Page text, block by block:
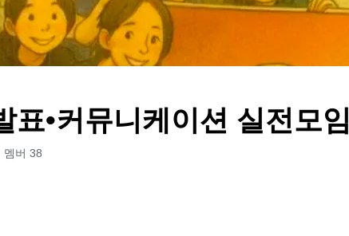
표•커뮤니케이션 실전모임
멤버 38